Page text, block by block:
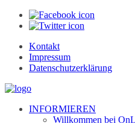
Kontakt
Impressum
Datenschutzerklärung
INFORMIEREN
Willkommen bei